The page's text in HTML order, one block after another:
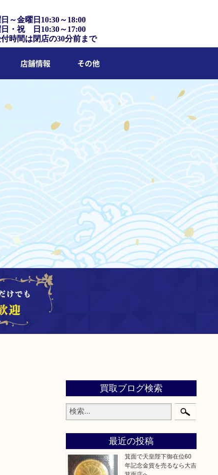
～金曜日10:30～18:00
日・祝 日10:30～17:00
時間は閉店の30分前まで
店舗情報 その他
買取ブログ検索
最近の投稿
箕面で天皇陛下御在位60
年記念金貨を売るなら大吉